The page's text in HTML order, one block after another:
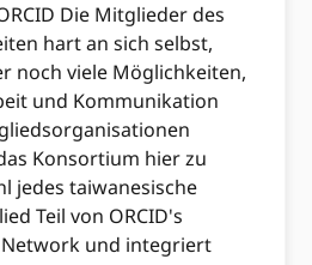
Die Mitglieder des
hart an sich selbst,
noch viele Möglichkeiten,
und Kommunikation
Konsortium hier zu
jedes taiwanesische
Teil von ORCID's
und integriert